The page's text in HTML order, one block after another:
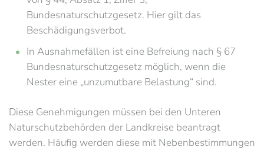
Bundesnaturschutzgesetz. Hier gilt das
Beschädigungsverbot.
In Ausnahmefällen ist eine Befreiung nach § 67
Bundesnaturschutzgesetz möglich, wenn die
Nester eine „unzumutbare Belastung“ sind.
Diese Genehmigungen müssen bei den Unteren
Naturschutzbehörden der Landkreise beantragt
werden. Häufig werden diese mit Nebenbestimmungen